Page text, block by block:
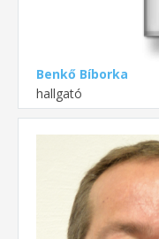
Benkő Bíborka
hallgató